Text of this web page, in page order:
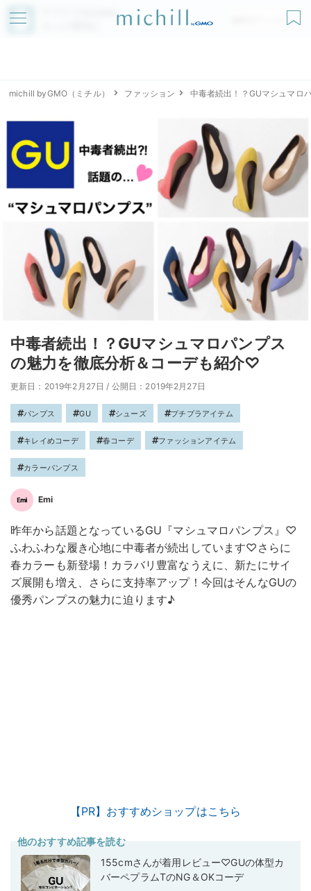
アプリでmichillが
無料ダウンロード
michill byGMO（ミチル） ファッション 中毒者続出！？GUマシュマロ
中毒者続出！？GUマシュマロパンプス
の魅力を徹底分析＆コーデも紹介♡
更新日：2019年2月27日 / 公開日：2019年2月27日
パンプス GU シューズ プチプラアイテム
キレイめコーデ 春コーデ ファッションアイテム
カラーパンプス
Emi
昨年から話題となっているGU『マシュマロパンプス』♡
ふわふわな履き心地に中毒者が続出しています♡さらに
春カラーも新登場！カラバリ豊富なうえに、新たにサイ
ズ展開も増え、さらに支持率アップ！今回はそんなGUの
優秀パンプスの魅力に迫ります♪
【PR】おすすめショップはこちら
他のおすすめ記事を読む
155cmさんが着用レビュー♡GUの体型カ
バーペプラムTのNG＆OKコーデ